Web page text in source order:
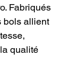
Fabriqués
bols allient
qualité